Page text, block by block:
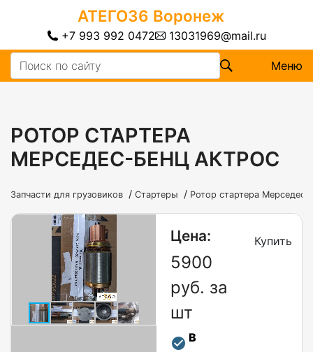
АТЕГО36 Воронеж
+7 993 992 0472 13031969@mail.ru
Меню
РОТОР СТАРТЕРА
МЕРСЕДЕС-БЕНЦ АКТРОС
Запчасти для грузовиков / Стартеры / Ротор стартера Мерседес-
Цена:
5900
руб. за
шт
В
Купить